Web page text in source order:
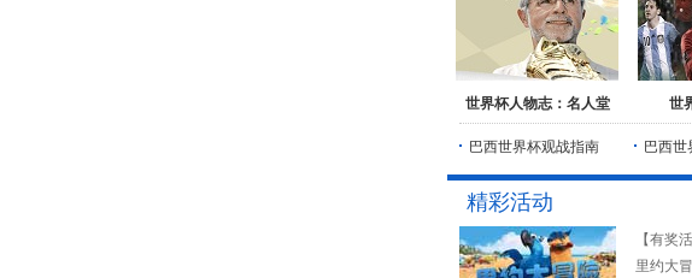
世界杯人物志：名人堂 世
巴西世界杯观战指南 巴西
精彩活动
【有奖
里约大